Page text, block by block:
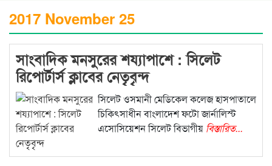
2017 November 25
সাংবাদিক মনসুরের শয্যাপাশে : সিলেট
রিপোর্টার্স ক্লাবের নেতৃৃবৃৃন্দ
সিলেট ওসমানী মেডিকেল কলেজ হাসপাতালে
চিকিৎসাধীন বাংলাদেশ ফটো জার্নালিস্ট
এসোসিয়েশন সিলেট বিভাগীয় বিস্তারিত...